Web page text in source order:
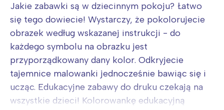
Jakie zabawki są w dziecinnym pokoju? Łatwo
się tego dowiecie! Wystarczy, że pokolorujecie
obrazek według wskazanej instrukcji - do
każdego symbolu na obrazku jest
przyporządkowany dany kolor. Odkryjecie
tajemnice malowanki jednocześnie bawiąc się i
ucząc. Edukacyjne zabawy do druku czekają na
wszystkie dzieci! Kolorowankę edukacyjną